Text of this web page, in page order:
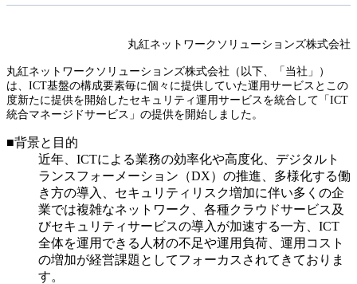
丸紅ネットワークソリューションズ株式会社
丸紅ネットワークソリューションズ株式会社（以下、「当社」）
は、ICT基盤の構成要素毎に個々に提供していた運用サービスとこの
度新たに提供を開始したセキュリティ運用サービスを統合して「ICT
統合マネージドサービス」の提供を開始しました。
■背景と目的
近年、ICTによる業務の効率化や高度化、デジタルト
ランスフォーメーション（DX）の推進、多様化する働
き方の導入、セキュリティリスク増加に伴い多くの企
業では複雑なネットワーク、各種クラウドサービス及
びセキュリティサービスの導入が加速する一方、ICT
全体を運用できる人材の不足や運用負荷、運用コスト
の増加が経営課題としてフォーカスされてきておりま
す。